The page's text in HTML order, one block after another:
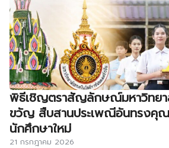
พิธีเชิญตราสัญลักษณ์มหาวิทยา
ขวัญ สืบสานประเพณีอันทรงคุ
นักศึกษาใหม่
21 กรกฎาคม 2026